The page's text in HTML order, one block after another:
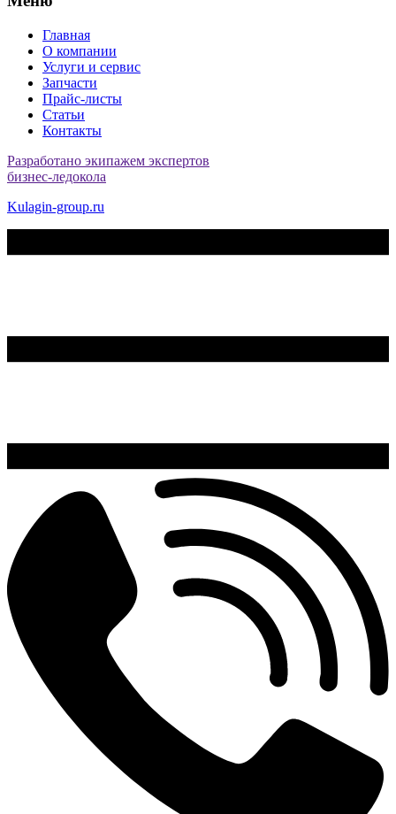
Главная
О компании
Услуги и сервис
Запчасти
Прайс-листы
Статьи
Контакты
Разработано экипажем экспертов
бизнес-ледокола
Kulagin-group.ru